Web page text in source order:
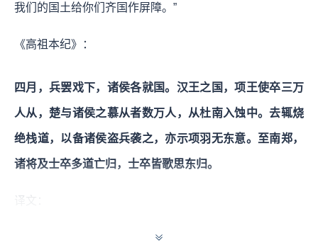
我们的国土给你们齐国作屏障。”
《高祖本纪》：
四月，兵罢戏下，诸侯各就国。汉王之国，项王使卒三万
人从，楚与诸侯之慕从者数万人，从杜南入蚀中。去辄烧
绝栈道，以备诸侯盗兵袭之，亦示项羽无东意。至南郑，
诸将及士卒多道亡归，士卒皆歌思东归。
四月，各路诸侯在项羽的大将军旗帜下罢兵，回各自的封